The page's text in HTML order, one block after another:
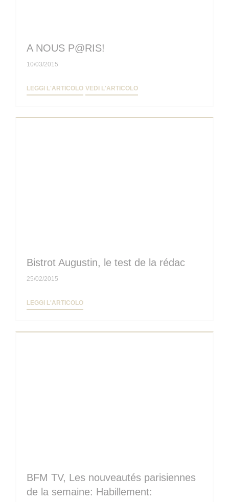
A NOUS P@RIS!
10/03/2015
LEGGI L'ARTICOLO((APRE UNA NUOVA FINESTRA))
VEDI L'ARTICOLO((APRE UNA NUOVA
Bistrot Augustin, le test de la rédac
25/02/2015
LEGGI L'ARTICOLO((APRE UNA NUOVA FINESTRA))
BFM TV, Les nouveautés parisiennes
de la semaine: Habillement: